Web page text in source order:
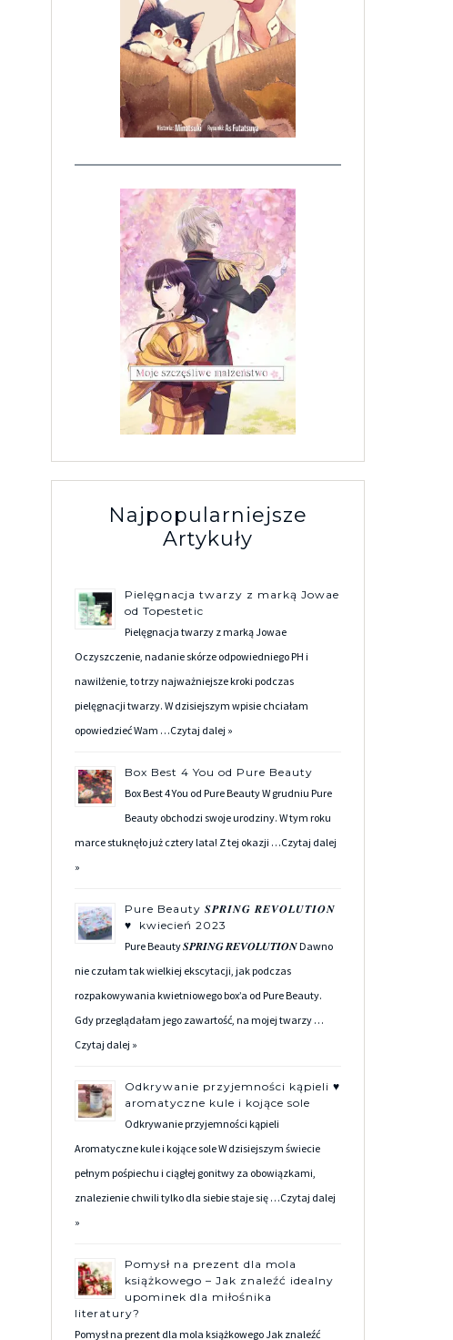
Najpopularniejsze
Artykuły
Pielęgnacja twarzy z marką Jowae
od Topestetic
Pielęgnacja twarzy z marką Jowae
Oczyszczenie, nadanie skórze odpowiedniego PH i
nawilżenie, to trzy najważniejsze kroki podczas
pielęgnacji twarzy. W dzisiejszym wpisie chciałam
opowiedzieć Wam …Czytaj dalej »
Box Best 4 You od Pure Beauty
Box Best 4 You od Pure Beauty W grudniu Pure
Beauty obchodzi swoje urodziny. W tym roku
marce stuknęło już cztery lata! Z tej okazji …Czytaj dalej
»
Pure Beauty 𝑺𝑷𝑹𝑰𝑵𝑮 𝑹𝑬𝑽𝑶𝑳𝑼𝑻𝑰𝑶𝑵
♥ kwiecień 2023
Pure Beauty 𝑺𝑷𝑹𝑰𝑵𝑮 𝑹𝑬𝑽𝑶𝑳𝑼𝑻𝑰𝑶𝑵 Dawno
nie czułam tak wielkiej ekscytacji, jak podczas
rozpakowywania kwietniowego box’a od Pure Beauty.
Gdy przeglądałam jego zawartość, na mojej twarzy …
Czytaj dalej »
Odkrywanie przyjemności kąpieli ♥
aromatyczne kule i kojące sole
Odkrywanie przyjemności kąpieli
Aromatyczne kule i kojące sole W dzisiejszym świecie
pełnym pośpiechu i ciągłej gonitwy za obowiązkami,
znalezienie chwili tylko dla siebie staje się …Czytaj dalej
»
Pomysł na prezent dla mola
książkowego – Jak znaleźć idealny
upominek dla miłośnika
literatury?
Pomysł na prezent dla mola książkowego Jak znaleźć